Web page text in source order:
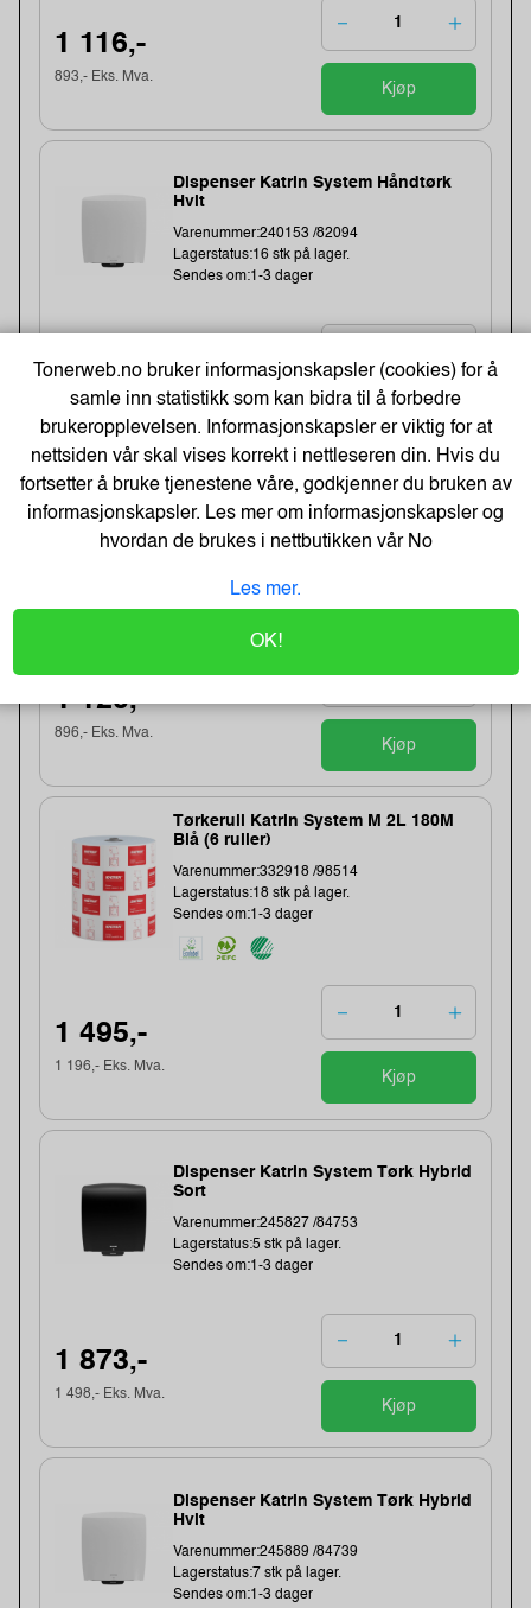
1 116,-
893,- Eks. Mva.
Kjøp
Dispenser Katrin System Håndtørk
Hvit
Varenummer:240153 /82094
Lagerstatus:16 stk på lager.
Sendes om:1-3 dager
1 120,-
896,- Eks. Mva.
Kjøp
Dispenser Katrin System Håndtørk
Sort
Lagerstatus:8 stk på lager.
1 120,-
896,- Eks. Mva.
Kjøp
Tørkerull Katrin System M 2L 180M
Blå (6 ruller)
Varenummer:332918 /98514
Lagerstatus:18 stk på lager.
Sendes om:1-3 dager
1 495,-
1 196,- Eks. Mva.
Kjøp
Dispenser Katrin System Tørk Hybrid
Sort
Varenummer:245827 /84753
Lagerstatus:5 stk på lager.
Sendes om:1-3 dager
1 873,-
1 498,- Eks. Mva.
Kjøp
Dispenser Katrin System Tørk Hybrid
Hvit
Varenummer:245889 /84739
Lagerstatus:7 stk på lager.
Sendes om:1-3 dager
Tonerweb.no bruker informasjonskapsler (cookies) for å
samle inn statistikk som kan bidra til å forbedre
brukeropplevelsen. Informasjonskapsler er viktig for at
nettsiden vår skal vises korrekt i nettleseren din. Hvis du
fortsetter å bruke tjenestene våre, godkjenner du bruken av
informasjonskapsler. Les mer om informasjonskapsler og
hvordan de brukes i nettbutikken vårNo
Les mer.
OK!